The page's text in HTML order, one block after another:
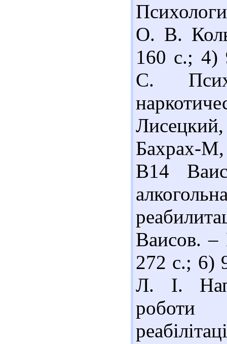
О. В.
160 с.; 4)
С.
Бахрах-
В14
Ваисов.
272 с.; 6)
Л. І.